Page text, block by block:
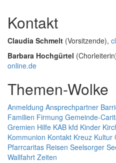
Kontakt
Claudia Schmelt (Vorsitzende),
Barbara Hochgürtel
online.de
Themen-Wolke
Anmeldung Ansprechpartner
Familien Firmung Gemeinde-
Gremien Hilfe KAB kfd Kinder
Kommunion Kontakt Kreuz Kultur
Pfarrcaritas Reisen Seelsorger
Wallfahrt Zeiten